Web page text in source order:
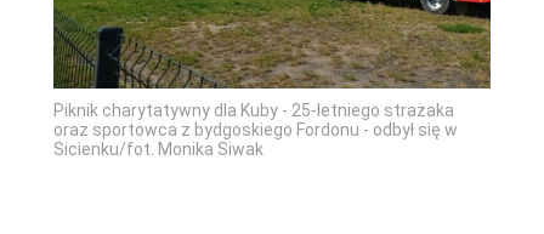
Piknik charytatywny dla Kuby - 25-letniego strażaka
oraz sportowca z bydgoskiego Fordonu - odbył się w
Sicienku/fot. Monika Siwak